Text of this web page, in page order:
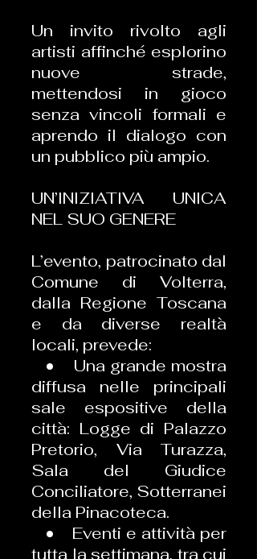
Un invito rivolto agli
artisti affinché esplorino
nuove strade,
mettendosi in gioco
senza vincoli formali e
aprendo il dialogo con
un pubblico più ampio.
UN’INIZIATIVA UNICA
NEL SUO GENERE
L’evento, patrocinato dal
Comune di Volterra,
dalla Regione Toscana
e da diverse realtà
locali, prevede:
• Una grande mostra
diffusa nelle principali
sale espositive della
città: Logge di Palazzo
Pretorio, Via Turazza,
Sala del Giudice
Conciliatore, Sotterranei
della Pinacoteca.
• Eventi e attività per
tutta la settimana, tra cui